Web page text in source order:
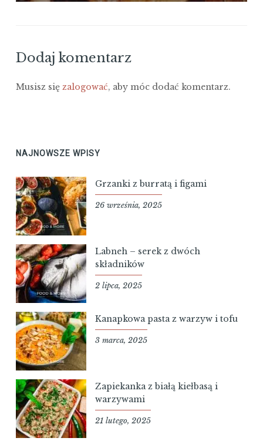
Dodaj komentarz
Musisz się zalogować, aby móc dodać komentarz.
NAJNOWSZE WPISY
Grzanki z burratą i figami
26 września, 2025
Labneh – serek z dwóch
składników
2 lipca, 2025
Kanapkowa pasta z warzyw i tofu
3 marca, 2025
Zapiekanka z białą kiełbasą i
warzywami
21 lutego, 2025